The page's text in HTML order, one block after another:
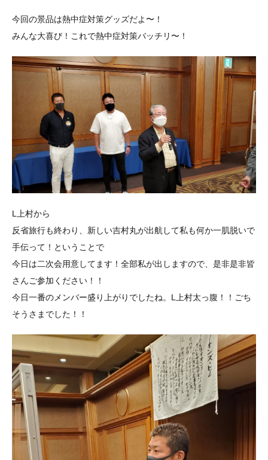
今回の景品は熱中症対策グッズだよ〜！
みんな大喜び！これで熱中症対策バッチリ〜！
L上村から
反省旅行も終わり、新しい吉村丸が出航して私も何か一肌脱いで
手伝って！ということで
今日は二次会用意してます！全部私が出しますので、是非是非皆
さんご参加ください！！
今日一番のメンバー盛り上がりでしたね。L上村太っ腹！！ごち
そうさまでした！！